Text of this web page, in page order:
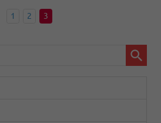
1 2 3